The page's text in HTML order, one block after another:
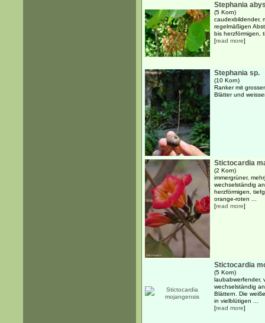
Stephania
(5 Korn)
caudexbildender,
regelmäßigen
bis herzförmigen,
[read more]
Stephania sp.
(10 Korn)
Ranker mit
Blätter und
Stictocardia
(2 Korn)
immergrüner,
wechselständig
herzförmigen,
orange-roten ...
[read more]
Stictocardia
(5 Korn)
laubabwerfender,
wechselständig
Blättern. Die
in vielblütigen ...
[read more]